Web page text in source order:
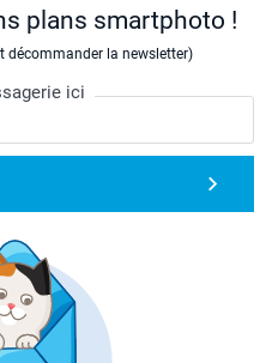
plans smartphoto !
décommander la newsletter)
ici